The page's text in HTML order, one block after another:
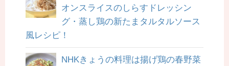
オンスライスのしらすドレッシン
グ・蒸し鶏の新たまタルタルソース
風レシピ！
NHKきょうの料理は揚げ鶏の春野菜